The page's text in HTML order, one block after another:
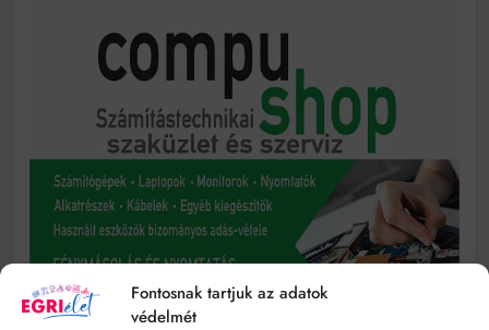
Fontosnak tartjuk az adatok
védelmét